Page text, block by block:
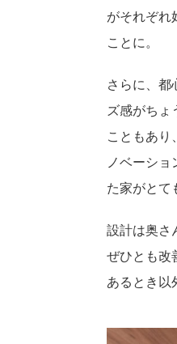
がそれぞれ
ことに。
さらに、都
ズ感がちょ
こともあり
ノベーシ
た家がとて
設計は奥さ
ぜひとも改
あるとき以